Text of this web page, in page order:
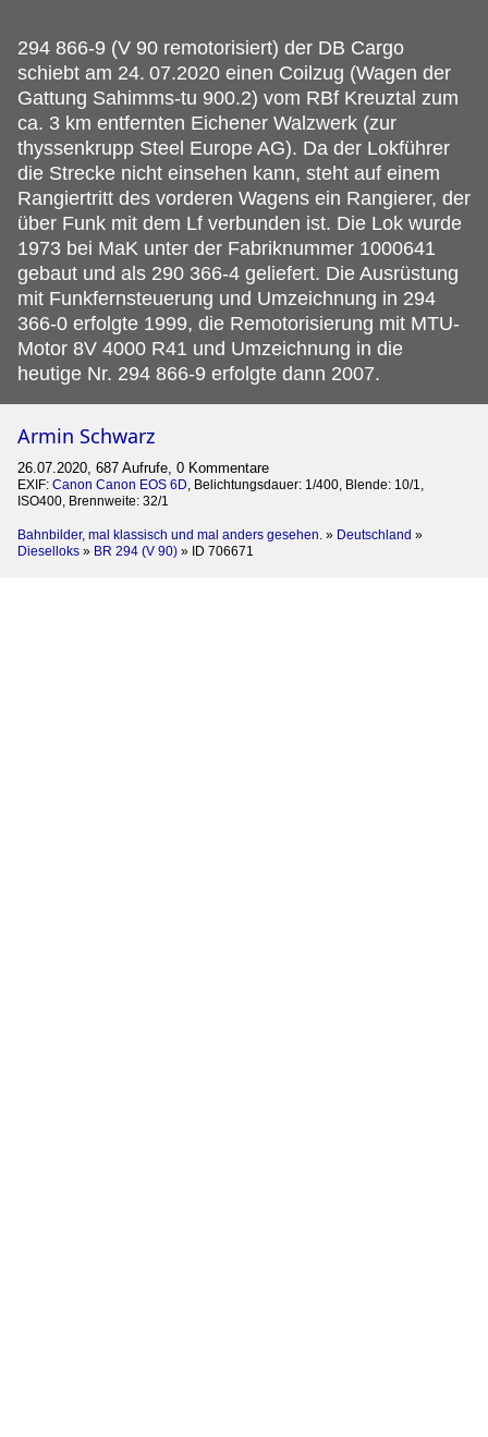
294 866-9 (V 90 remotorisiert) der DB Cargo
schiebt am 24. 07.2020 einen Coilzug (Wagen der
Gattung Sahimms-tu 900.2) vom RBf Kreuztal zum
ca. 3 km entfernten Eichener Walzwerk (zur
thyssenkrupp Steel Europe AG). Da der Lokführer
die Strecke nicht einsehen kann, steht auf einem
Rangiertritt des vorderen Wagens ein Rangierer, der
über Funk mit dem Lf verbunden ist. Die Lok wurde
1973 bei MaK unter der Fabriknummer 1000641
gebaut und als 290 366-4 geliefert. Die Ausrüstung
mit Funkfernsteuerung und Umzeichnung in 294
366-0 erfolgte 1999, die Remotorisierung mit MTU-
Motor 8V 4000 R41 und Umzeichnung in die
heutige Nr. 294 866-9 erfolgte dann 2007.
Armin Schwarz
26.07.2020, 687 Aufrufe, 0 Kommentare
EXIF: Canon Canon EOS 6D, Belichtungsdauer: 1/400, Blende: 10/1,
ISO400, Brennweite: 32/1
Bahnbilder, mal klassisch und mal anders gesehen. » Deutschland »
Dieselloks » BR 294 (V 90) » ID 706671